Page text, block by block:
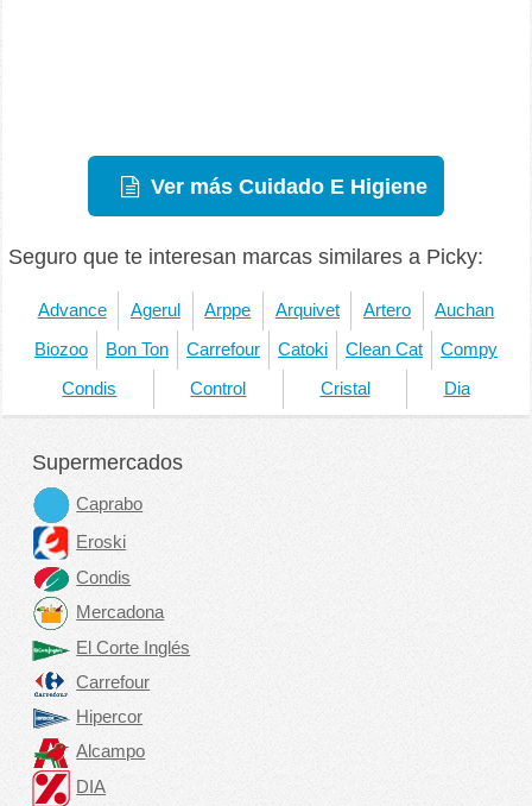
Ver más Cuidado E Higiene
Seguro que te interesan marcas similares a Picky:
Advance Agerul Arppe Arquivet Artero Auchan
Biozoo Bon Ton Carrefour Catoki Clean Cat Compy
Condis Control Cristal Dia
Supermercados
Caprabo
Eroski
Condis
Mercadona
El Corte Inglés
Carrefour
Hipercor
Alcampo
DIA